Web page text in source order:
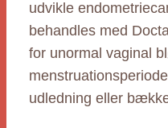
udvikle
behandles med
for unormal vaginal
udledning eller